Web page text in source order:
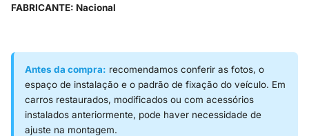
FABRICANTE: Nacional
Antes da compra: recomendamos conferir as fotos, o
espaço de instalação e o padrão de fixação do veículo. Em
carros restaurados, modificados ou com acessórios
instalados anteriormente, pode haver necessidade de
ajuste na montagem.